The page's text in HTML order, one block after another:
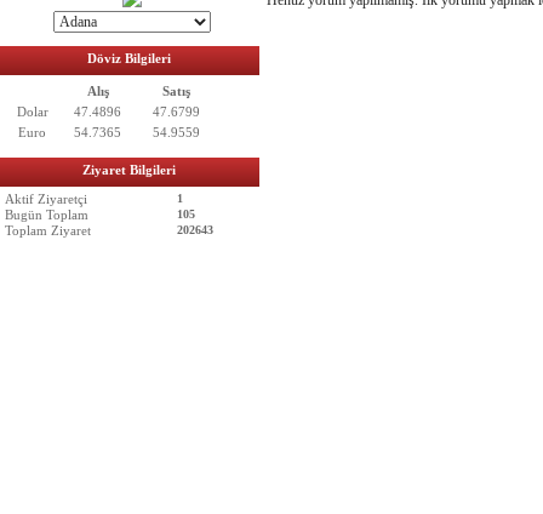
Döviz Bilgileri
Alış
Satış
Dolar
47.4896
47.6799
Euro
54.7365 54.9559
Ziyaret Bilgileri
Aktif Ziyaretçi
1
Bugün Toplam 105
Toplam Ziyaret 202643